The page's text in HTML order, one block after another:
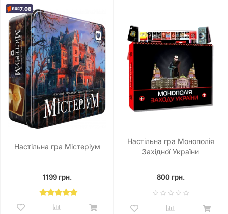
7.08
Настільна гра Містеріум
1199 грн.
Настільна гра Монополія
Західної України
800 грн.